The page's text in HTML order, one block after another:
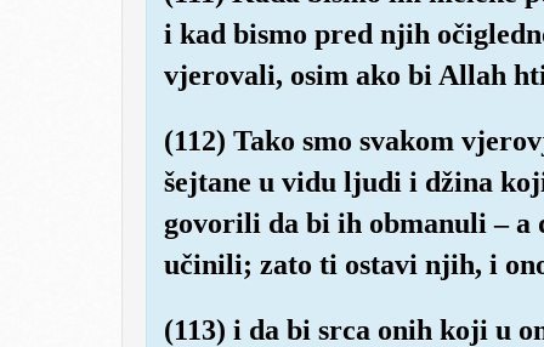
i kad bismo pred njih
vjerovali, osim ako bi Allah
(112) Tako smo svakom
šejtane u vidu ljudi i džina
govorili da bi ih obmanuli – a
učinili; zato ti ostavi njih, i
(113) i da bi srca onih koji u